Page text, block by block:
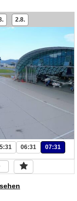
2.8.
06:31 07:31